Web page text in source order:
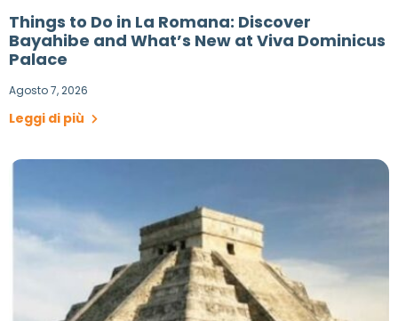
Things to Do in La Romana: Discover
Bayahibe and What’s New at Viva Dominicus
Palace
Agosto 7, 2026
Leggi di più